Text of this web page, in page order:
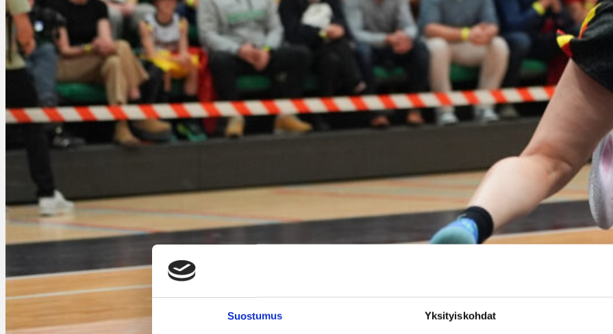
Suostumus Yksityiskohdat